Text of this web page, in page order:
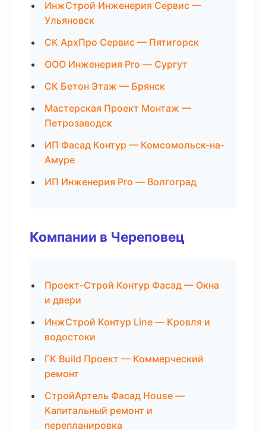
ИнжСтрой Инженерия Сервис —
Ульяновск
СК АрхПро Сервис — Пятигорск
ООО Инженерия Pro — Сургут
СК Бетон Этаж — Брянск
Мастерская Проект Монтаж —
Петрозаводск
ИП Фасад Контур — Комсомольск-на-
Амуре
ИП Инженерия Pro — Волгоград
Компании в Череповец
Проект-Строй Контур Фасад — Окна
и двери
ИнжСтрой Контур Line — Кровля и
водостоки
ГК Build Проект — Коммерческий
ремонт
СтройАртель Фасад House —
Капитальный ремонт и
перепланировка